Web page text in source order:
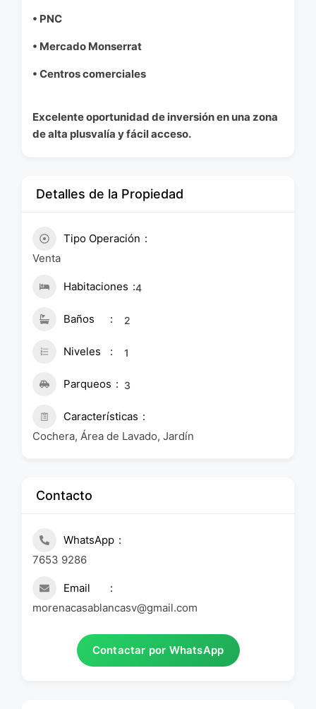
• PNC
• Mercado Monserrat
• Centros comerciales
Excelente oportunidad de inversión en una zona
de alta plusvalía y fácil acceso.
Detalles de la Propiedad
Tipo Operación
Venta
Habitaciones 4
Baños 2
Niveles 1
Parqueos 3
Características
Cochera, Área de Lavado, Jardín
Contacto
WhatsApp
7653 9286
Email
morenacasablancasv@gmail.com
Contactar por WhatsApp